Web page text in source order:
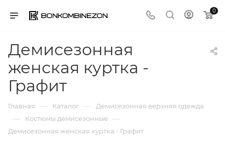
0
Демисезонная
женская куртка -
Графит
Главная — Каталог — Демисезонная верхняя одежда
— Костюмы демисезонные —
Демисезонная женская куртка - Графит